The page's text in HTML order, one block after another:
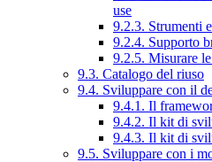
use
9.2.3. Strumenti
9.2.4. Supporto
9.2.5. Misurare
9.3. Catalogo del riuso
9.4. Sviluppare con il
9.4.1. Il
9.4.2. Il kit di
9.4.3. Il kit di
9.5. Sviluppare con i